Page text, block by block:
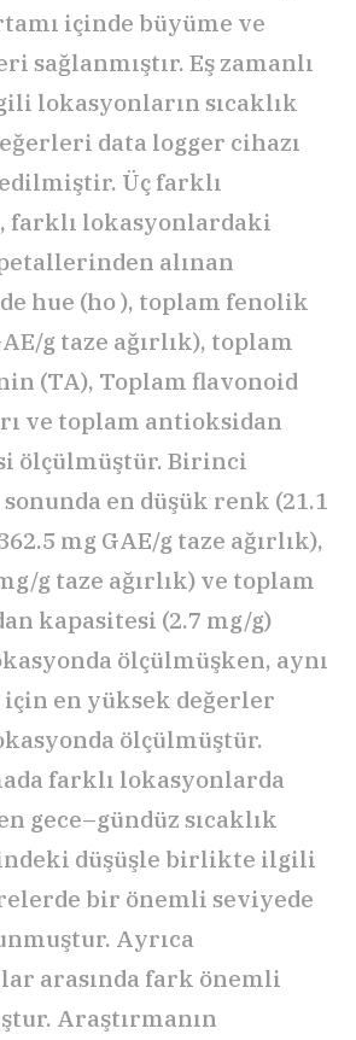
içinde büyüme ve
sağlanmıştır. Eş zamanlı
lokasyonların sıcaklık
data logger cihazı
Üç farklı
farklı lokasyonlardaki
alınan
hue (ho ), toplam fenolik
g taze ağırlık), toplam
(TA), Toplam flavonoid
ve toplam antioksidan
ölçülmüştür. Birinci
en düşük renk (21.1
mg GAE/g taze ağırlık),
g taze ağırlık) ve toplam
kapasitesi (2.7 mg/g)
ölçülmüşken, aynı
en yüksek değerler
ölçülmüştür.
farklı lokasyonlarda
gece–gündüz sıcaklık
düşüşle birlikte ilgili
bir önemli seviyede
Ayrıca
arasında fark önemli
Araştırmanın